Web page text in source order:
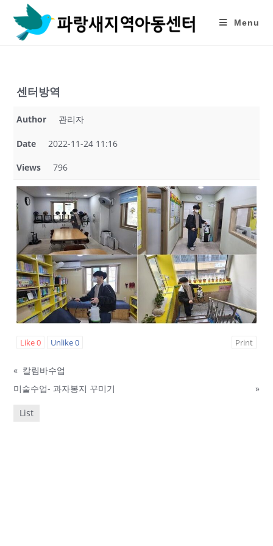
content
Menu
센터방역
Author 관리자
Date 2022-11-24 11:16
Views 796
Like0 Unlike0 Print
« 칼림바수업
미술수업- 과자봉지 꾸미기
»
List